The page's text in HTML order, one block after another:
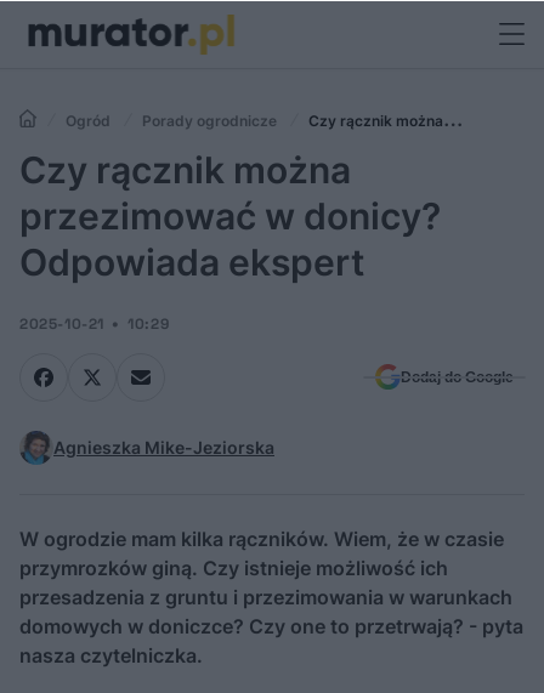
Ogród Porady ogrodnicze
Czy rącznik można
przezimować w donicy? Odpowiada ekspert
Czy rącznik można
przezimować w donicy?
Odpowiada ekspert
2025-10-21 10:29
Dodaj do Google
Agnieszka Mike-Jeziorska
W ogrodzie mam kilka rączników. Wiem, że w czasie
przymrozków giną. Czy istnieje możliwość ich
przesadzenia z gruntu i przezimowania w warunkach
domowych w doniczce? Czy one to przetrwają? - pyta
nasza czytelniczka.